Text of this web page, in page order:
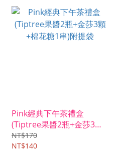
Pink經典下午茶禮盒
(Tiptree果醬2瓶+金莎3顆
+棉花糖1串)附提袋
NT$170
NT$140